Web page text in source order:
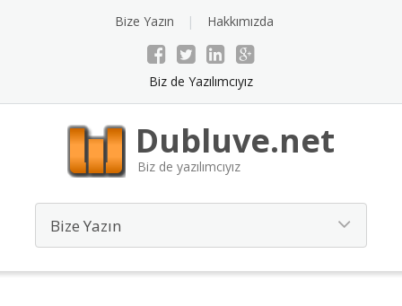
Bize Yazın Hakkımızda
Biz de Yazılımcıyız
Dubluve.net
Biz de yazılımcıyız